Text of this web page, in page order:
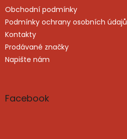
Obchodní podmínky
Podmínky ochrany osobních údajů
Kontakty
Prodávané značky
Napište nám
Facebook